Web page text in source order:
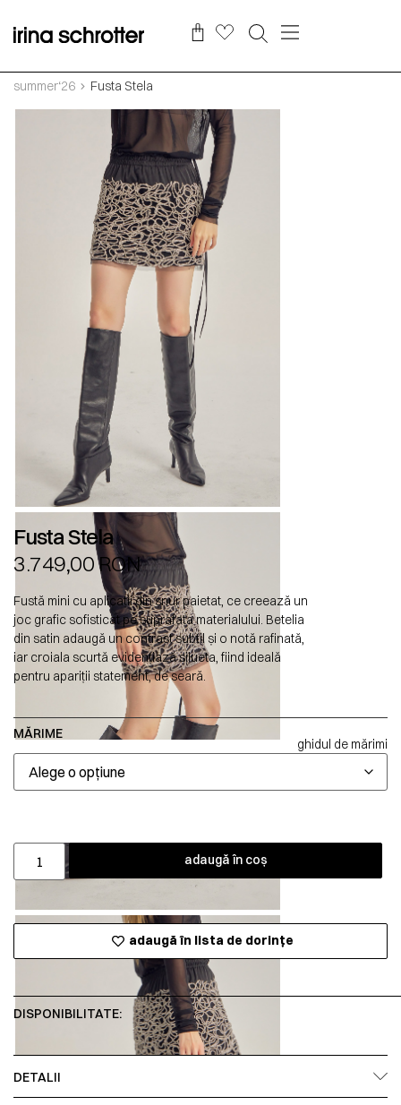
summer‘26 Fusta Stela
Fusta Stela
3.749,00RON
Fustă mini cu aplicații din șnur paietat, ce creează un
joc grafic sofisticat pe suprafața materialului. Betelia
din satin adaugă un contrast subtil și o notă rafinată,
iar croiala scurtă evidențiază silueta, fiind ideală
pentru apariții statement, de seară.
MĂRIME
ghidul de mărimi
adaugă în coș
adaugă în lista de dorințe
DISPONIBILITATE:
DETALII